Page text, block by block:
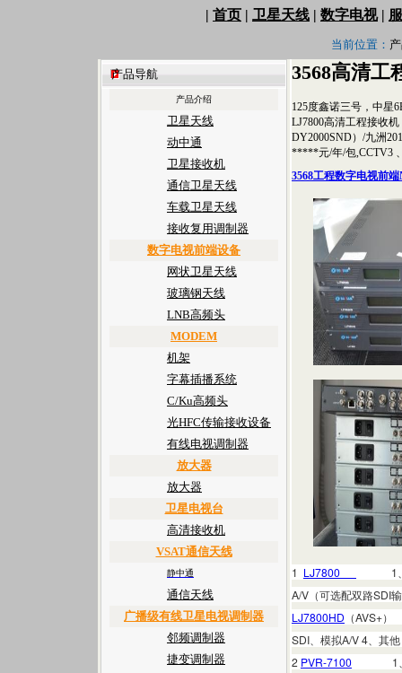
| 首页 | 卫星天线 | 数字电视|
当前位置：
产品导航
产品介绍
卫星天线
动中通
卫星接收机
通信卫星天线
车载卫星天线
接收复用调制器
数字电视前端设备
网状卫星天线
玻璃钢天线
LNB高频头
MODEM
机架
字幕插播系统
C/Ku高频头
光HFC传输接收设备
有线电视调制器
放大器
放大器
卫星电视台
高清接收机
VSAT通信天线
静中通
通信天线
广播级有线卫星电视调制器
邻频调制器
捷变调制器
3568高清工
125度鑫诺三号，中星
LJ7800高清工程接收
DY2000SND）/九洲
*****元/年/包,CCTV3
3568工程数字电视前
1 LJ7800
1、CA
A/V（可选配双路SDI
LJ7800HD （AVS+
SDI、模拟A/V 4、其
2 PVR-7100 1、CA